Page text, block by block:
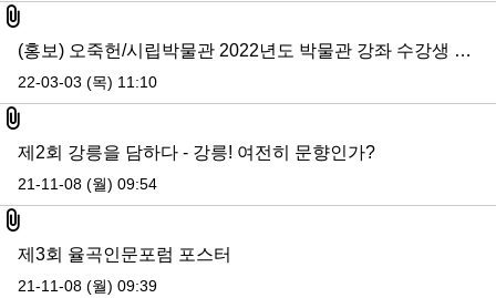
첨부파일
(홍보) 오죽헌/시립박물관 2022년도 박물관 강좌 수강생 모집 안내
22-03-03 (목) 11:10
첨부파일
제2회 강릉을 담하다 - 강릉! 여전히 문향인가?
21-11-08 (월) 09:54
첨부파일
제3회 율곡인문포럼 포스터
21-11-08 (월) 09:39